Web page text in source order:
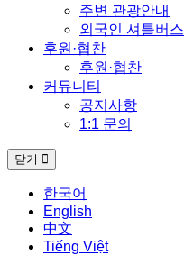
주변 관광안내
외국인 셔틀버스
후원·협찬
후원·협찬
커뮤니티
공지사항
1:1 문의
닫기
한국어
English
中文
Tiếng Việt